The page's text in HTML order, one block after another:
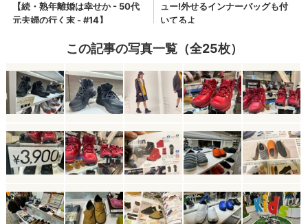
この記事の写真一覧（全25枚）